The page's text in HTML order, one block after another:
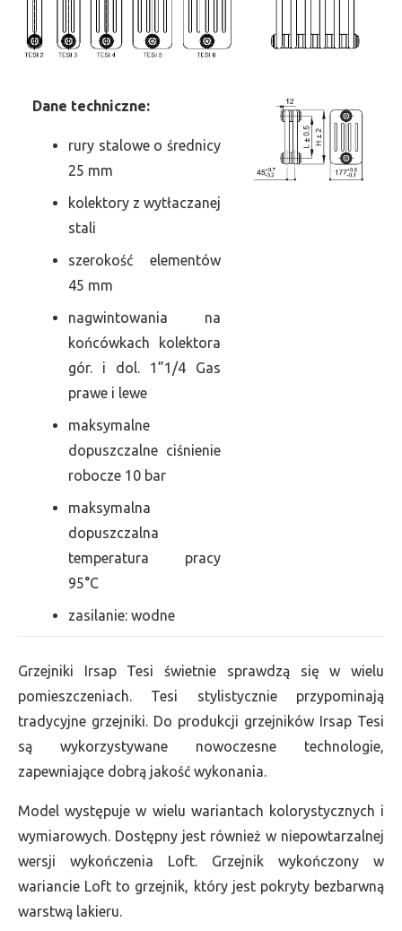
Dane techniczne:
rury stalowe o średnicy
25 mm
kolektory z wytłaczanej
stali
szerokość elementów
45 mm
nagwintowania na
końcówkach kolektora
gór. i dol. 1”1/4 Gas
prawe i lewe
maksymalne
dopuszczalne ciśnienie
robocze 10 bar
maksymalna
dopuszczalna
temperatura pracy
95°C
zasilanie: wodne
Grzejniki Irsap Tesi świetnie sprawdzą się w wielu
pomieszczeniach. Tesi stylistycznie przypominają
tradycyjne grzejniki. Do produkcji grzejników Irsap Tesi
są wykorzystywane nowoczesne technologie,
zapewniające dobrą jakość wykonania.
Model występuje w wielu wariantach kolorystycznych i
wymiarowych. Dostępny jest również w niepowtarzalnej
wersji wykończenia Loft. Grzejnik wykończony w
wariancie Loft to grzejnik, który jest pokryty bezbarwną
warstwą lakieru.